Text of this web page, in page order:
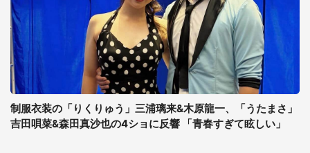
制服衣装の「りくりゅう」三浦璃来&木原龍一、「うたまさ」
吉田唄菜&森田真沙也の4ショに反響 「青春すぎて眩しい」